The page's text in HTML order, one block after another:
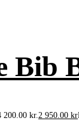
200.00 kr.2 950.00 kr